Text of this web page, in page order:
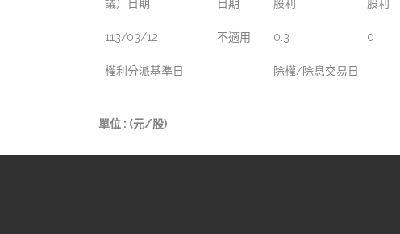
議）日期
日期
股利
股利
113/03/12 不適用 0.3 0
權利分派基準日 除權/除息交易日
單位 : (元/股)